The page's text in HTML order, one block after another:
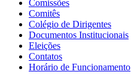
Comissões
Comitês
Colégio de Dirigentes
Documentos Institucionais
Eleições
Contatos
Horário de Funcionamento